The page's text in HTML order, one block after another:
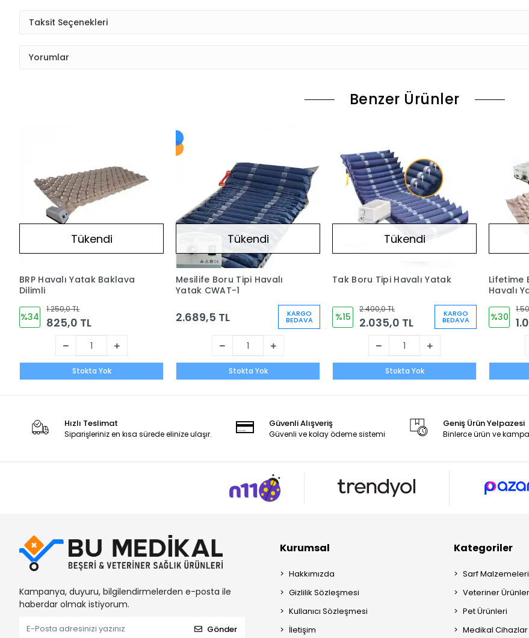
Taksit Seçenekleri
Yorumlar
Benzer Ürünler
Tükendi
BRP Havalı Yatak Baklava
Dilimli
%34
1.250,0 TL
825,0 TL
Stokta Yok
Tükendi
Mesilife Boru Tipi Havalı
Yatak CWAT-1
2.689,5 TL KARGO
BEDAVA
Stokta Yok
Tükendi
Tak Boru Tipi Havalı Yatak
%15
2.400,0 TL
2.035,0 TL
KARGO
BEDAVA
Stokta Yok
Lifetime
Havalı
%30
Hızlı Teslimat
Siparişleriniz en kısa sürede elinize ulaşır.
Güvenli Alışveriş
Güvenli ve kolay ödeme sistemi
Geniş Ürün Yelpazesi
Binlerce ürün ve
Kampanya, duyuru, bilgilendirmelerden e-posta ile
haberdar olmak istiyorum.
Gönder
Kurumsal
Hakkımızda
Gizlilik Sözleşmesi
Kullanıcı Sözleşmesi
İletişim
Kategoriler
Sarf Malzemeleri
Veteriner
Pet Ürünleri
Medikal Cihazlar